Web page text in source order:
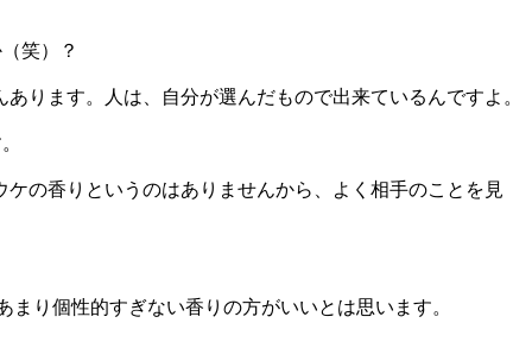
笑）？
ります。人は、自分が選んだもので出来ているんですよ。
ケの香りというのはありませんから、よく相手のことを見
り個性的すぎない香りの方がいいとは思います。